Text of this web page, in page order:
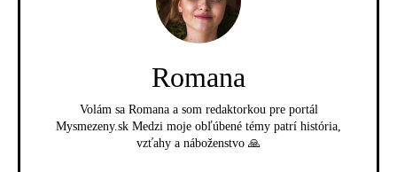
Romana
Volám sa Romana a som redaktorkou pre portál
Mysmezeny.sk Medzi moje obľúbené témy patrí história,
vzťahy a náboženstvo 🙏